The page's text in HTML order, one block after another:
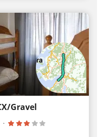
Gravel
·